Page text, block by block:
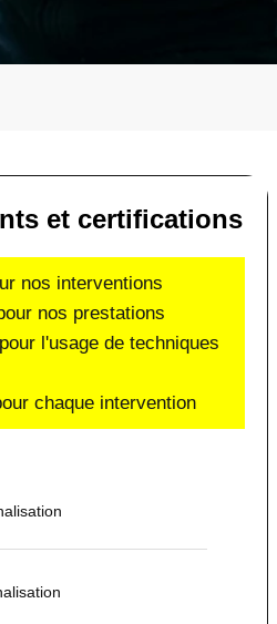
et certifications
nos interventions
nos prestations
l'usage de techniques
chaque intervention